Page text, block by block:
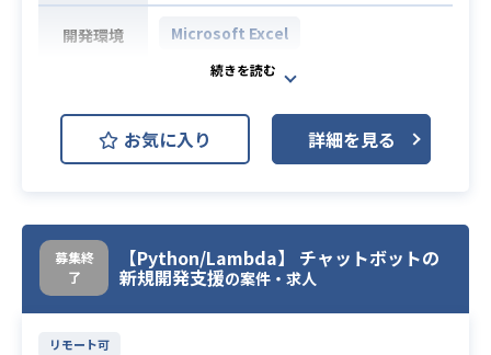
開発環境 Microsoft Excel
大手消費者金融の基盤系システム構
築のPM業務に携わっていただきま
す。
【案件詳細】
・要件定義書の作成
・ベンダー決定までのプロパー補
助、決定後ベンダーコントロール、
お客様との打合せ対応
お気に入り 詳細を見る
募集終
了
【Python/Lambda】 チャットボットの
新規開発支援の案件・求人
リモート可